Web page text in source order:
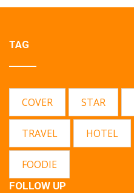
TAG
COVER STAR
TRAVEL HOTEL
FOODIE
FOLLOW UP